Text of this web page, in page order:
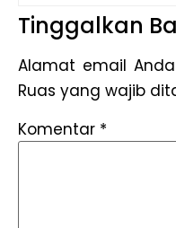
Tinggalkan
Alamat email
Ruas yang wajib
Komentar *